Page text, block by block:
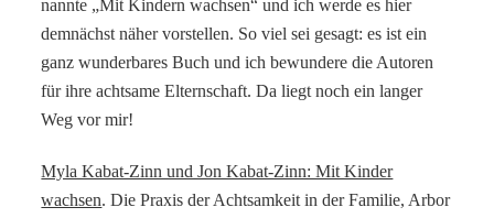
nannte „Mit Kindern wachsen“ und ich werde es hier
demnächst näher vorstellen. So viel sei gesagt: es ist ein
ganz wunderbares Buch und ich bewundere die Autoren
für ihre achtsame Elternschaft. Da liegt noch ein langer
Weg vor mir!
Myla Kabat-Zinn und Jon Kabat-Zinn: Mit Kinder
wachsen. Die Praxis der Achtsamkeit in der Familie, Arbor